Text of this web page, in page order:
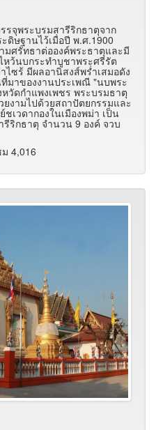
รจุพระบรมสารีริกธาตุจาก
ดิษฐานไว้เมื่อปี พ.ศ.1900
ศรัทธาต่อองค์พระธาตุและมี
หว้นบกระทำบูชาพระศรีรัต
ซร้ มีผลอานิสงส์พร่ำเสมอดัง
มาของงานประเพณี "นบพระ
วัดกำแพงเพชร พระบรมธาตุ
งามไปด้วยสถาปัตยกรรมและ
ชเวดากองในเมืองพม่า เป็น
ริกธาตุ จำนวน 9 องค์ จวบ
4,016